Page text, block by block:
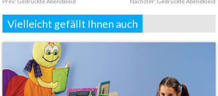
Vielleicht gefällt Ihnen auch